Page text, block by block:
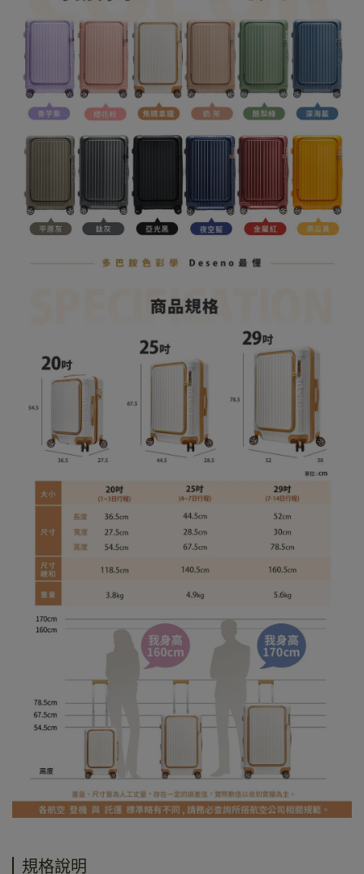
規格說明